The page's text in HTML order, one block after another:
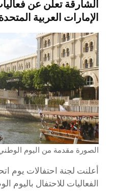
الشارقة تعلن عن
الإمارات العربية
الصورة مقدمة من اليوم الوطني
أعلنت لجنة احتفالات يوم